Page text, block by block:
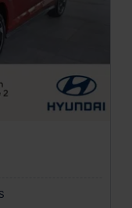
auf der
der EU-
von
Abs. 2 lit. c
freiwillig
bestehenden
den Kontakt zu